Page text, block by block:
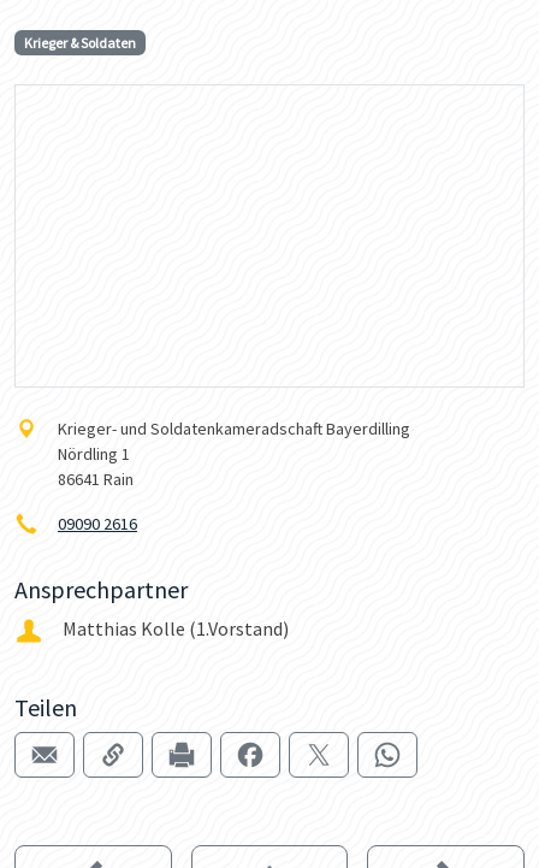
Krieger & Soldaten
Krieger- und Soldatenkameradschaft Bayerdilling
Nördling 1
86641 Rain
09090 2616
Ansprechpartner
Matthias Kolle (1.Vorstand)
Teilen